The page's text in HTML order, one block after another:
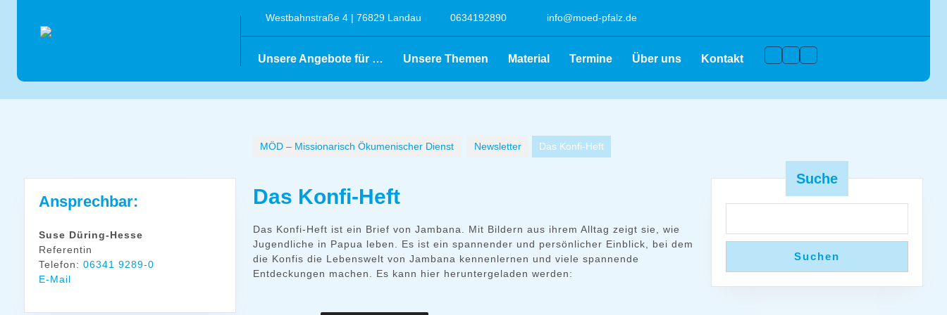
Westbahnstraße 4 | 76829 Landau 0634192890 info@moed-pfalz.de
Unsere Angebote für … Unsere Themen Material Termine Über uns Kontakt Facebook
Instagram
Youtube
Ansprechbar:
Suse Düring-Hesse
Referentin
Telefon: 06341 9289-0
E-Mail
MÖD – Missionarisch Ökumenischer Dienst Newsletter Das Konfi-Heft
Das Konfi-Heft
Das Konfi-Heft ist ein Brief von Jambana. Mit Bildern aus ihrem Alltag zeigt sie, wie
Jugendliche in Papua leben. Es ist ein spannender und persönlicher Einblick, bei dem
die Konfis die Lebenswelt von Jambana kennenlernen und viele spannende
Entdeckungen machen. Es kann hier heruntergeladen werden:
Suche
Suchen